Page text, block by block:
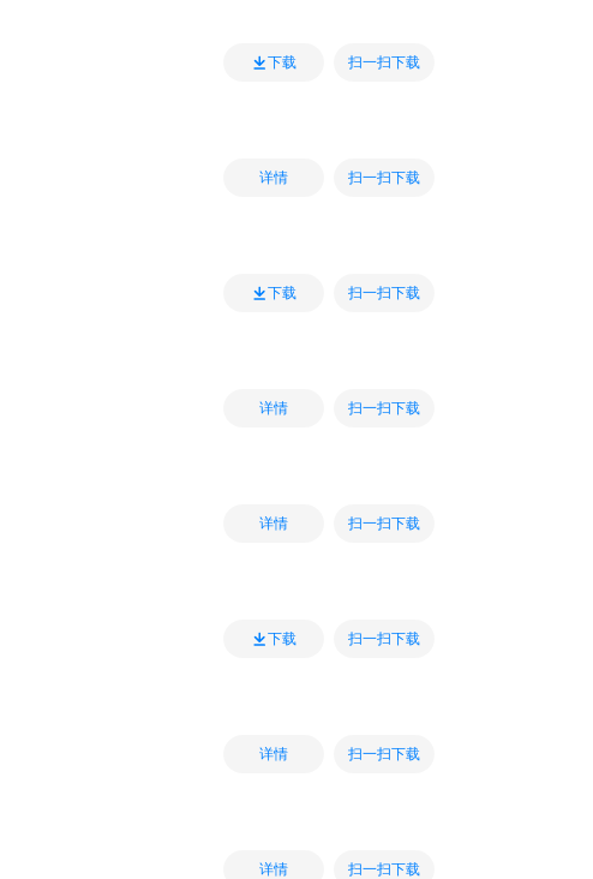
下载 扫一扫下载
详情 扫一扫下载
下载 扫一扫下载
详情 扫一扫下载
详情 扫一扫下载
下载 扫一扫下载
详情 扫一扫下载
详情 扫一扫下载